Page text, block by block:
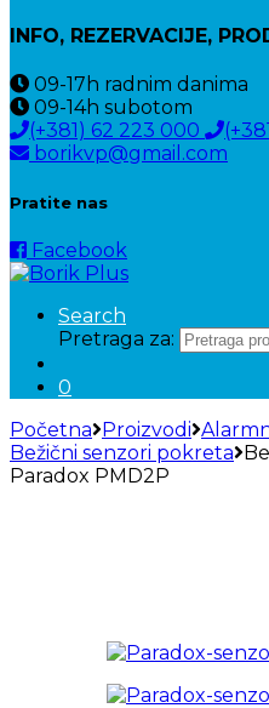
INFO, REZERVACIJE,
09-17h radnim danima
09-14h subotom
(+381) 62 223 000
borikvp@gmail.com
Pratite nas
Facebook
Search
Pretraga za:
0
Početna Proizvodi
Bežični senzori pokreta
Paradox PMD2P